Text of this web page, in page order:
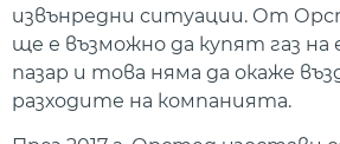
извънредни ситуации. От
ще е възможно да купят газ на
пазар и това няма да окаже
разходите на компанията.